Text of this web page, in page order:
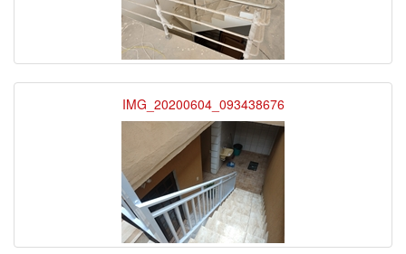
IMG_20200604_093438676